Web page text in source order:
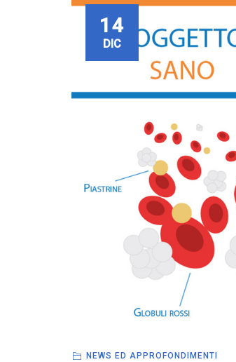
14
DIC
NEWS ED APPROFONDIMENTI